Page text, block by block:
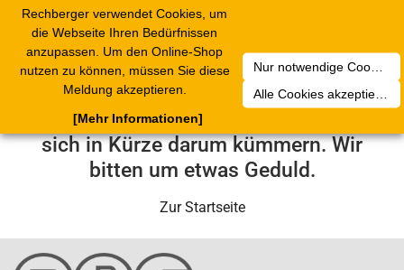
Rechberger verwendet Cookies, um
die Webseite Ihren Bedürfnissen
anzupassen. Um den Online-Shop
nutzen zu können, müssen Sie diese
Meldung akzeptieren.
Nur notwendige Cookies akzeptieren
Alle Cookies akzeptieren
[Mehr Informationen]
Leider ist ein technischer Fehler
aufgetreten. Unser Service-Team wird
sich in Kürze darum kümmern. Wir
bitten um etwas Geduld.
Zur Startseite